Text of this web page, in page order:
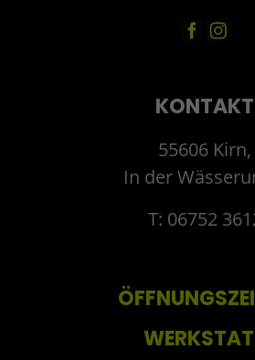
KONTAKT
55606 Kirn,
In der
T: 06752